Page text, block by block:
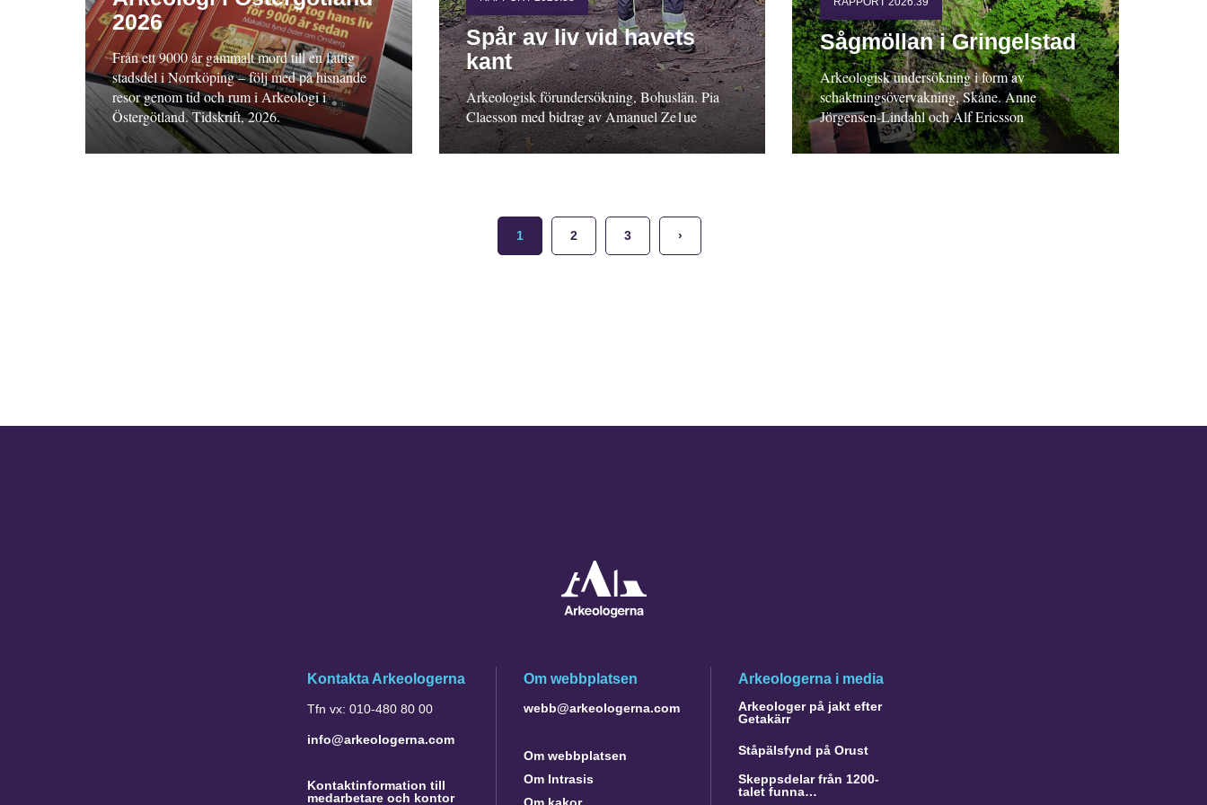
2026
Från ett 9000 år gammalt mord till en fattig
stadsdel i Norrköping – följ med på hisnande
resor genom tid och rum i Arkeologi i
Östergötland. Tidskrift, 2026.
Spår av liv vid havets
kant
Arkeologisk förundersökning, Bohuslän. Pia
Claesson med bidrag av Amanuel Ze1ue
Sågmöllan i Gringelstad
Arkeologisk undersökning i form av
schaktningsövervakning, Skåne. Anne
Jörgensen-Lindahl och Alf Ericsson
1 2 3 ›
Kontakta Arkeologerna
Tfn vx: 010-480 80 00
info@arkeologerna.com
Kontaktinformation till
medarbetare och kontor
Om webbplatsen
webb@arkeologerna.com
Om webbplatsen
Om Intrasis
Arkeologerna i media
Arkeologer på jakt efter
Getakärr
Ståpälsfynd på Orust
Skeppsdelar från 1200-
talet funna…